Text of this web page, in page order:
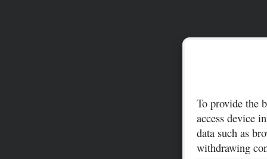
To provide the
access device
data such as
withdrawing